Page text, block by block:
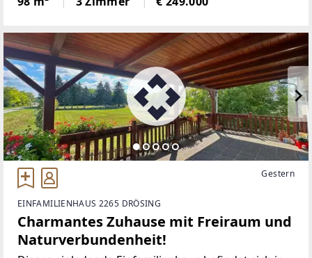
wurde bisher mit einem Festbrennstoffofen beheizt
Gestern
EINFAMILIENHAUS 2265 DRÖSING
Charmantes Zuhause mit Freiraum und
Naturverbundenheit!